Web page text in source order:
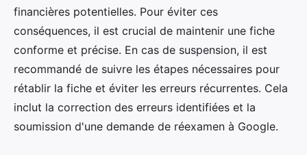
financières potentielles. Pour éviter ces
conséquences, il est crucial de maintenir une fiche
conforme et précise. En cas de suspension, il est
recommandé de suivre les étapes nécessaires pour
rétablir la fiche et éviter les erreurs récurrentes. Cela
inclut la correction des erreurs identifiées et la
soumission d'une demande de réexamen à Google.